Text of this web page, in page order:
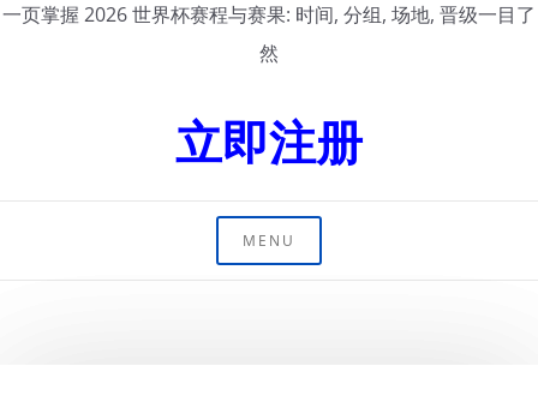
一页掌握 2026 世界杯赛程与赛果: 时间, 分组, 场地, 晋级一目了
然
立即注册
MENU